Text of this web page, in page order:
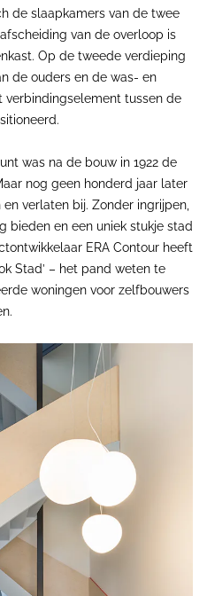
de slaapkamers van de twee
van de overloop is
Op de tweede verdieping
de ouders en de was- en
verbindingselement tussen de
was na de bouw in 1922 de
nog geen honderd jaar later
verlaten bij. Zonder ingrijpen,
bieden en een uniek stukje stad
ERA Contour heeft
Stad’ – het pand weten te
woningen voor zelfbouwers